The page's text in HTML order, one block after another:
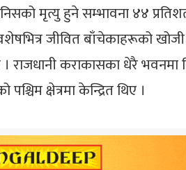
मृत्यु हुने सम्भावना ४४
जीवित बाँचेकाहरूको
कराकासका धेरै भवनमा
क्षेत्रमा केन्द्रित थिए ।